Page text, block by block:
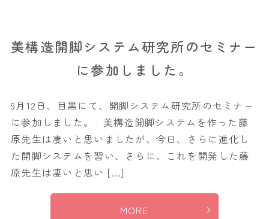
美構造開脚システム研究所のセミナー
に参加しました。
9月12日、目黒にて、開脚システム研究所のセミナー
に参加しました。 美構造開脚システムを作った藤
原先生は凄いと思いましたが、今日、さらに進化し
た開脚システムを習い、さらに、これを開発した藤
原先生は凄いと思い […]
MORE